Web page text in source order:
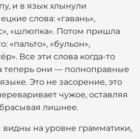
и в язык хлынули
слова: «гавань»,
«шлюпка». Потом пришла
«пальто», «бульон»,
Все эти слова когда-то
теперь они — полноправные
Это не засорение, это
чужое, оставляя
лишнее.
на уровне грамматики,